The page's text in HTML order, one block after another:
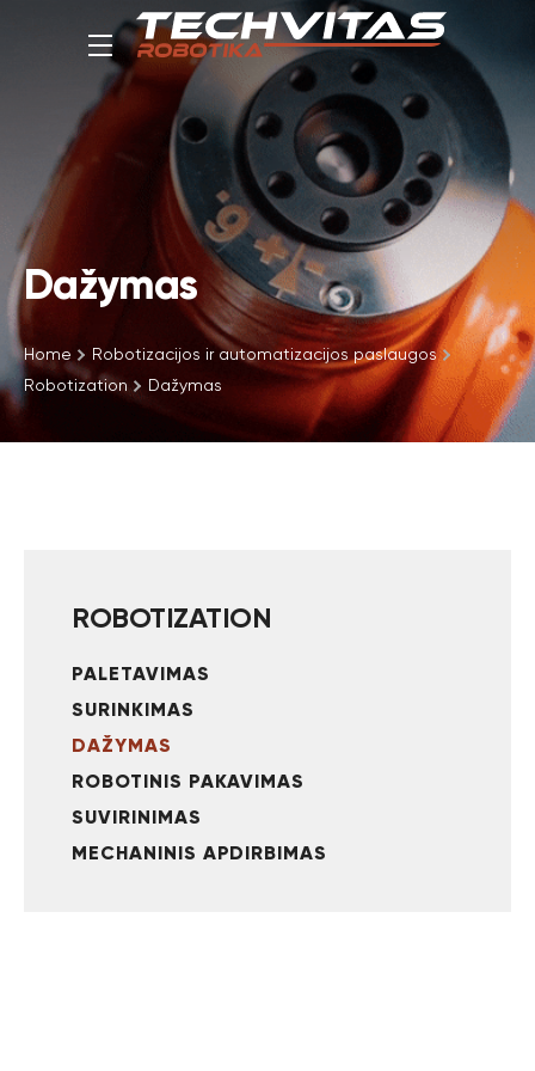
Dažymas
Home
Robotizacijos ir automatizacijos paslaugos
Robotization
Dažymas
ROBOTIZATION
PALETAVIMAS
SURINKIMAS
DAŽYMAS
ROBOTINIS PAKAVIMAS
SUVIRINIMAS
MECHANINIS APDIRBIMAS